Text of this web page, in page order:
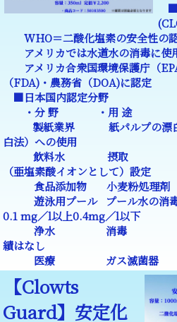
■
WHO＝二酸化塩素の安全性の
アメリカでは水道水の消毒に使
アメリカ合衆国環境保護庁（
（FDA)・農務省（DOA)に認定
■日本国内認定分野
・分 野 ・用 途
製紙業界 紙パルプの漂白
白法）への使用
飲料水 摂取 耐
（亜塩素酸イオンとして）設定
食品添加物 小麦粉処理
遊泳用プール プール水の消
0.1 mg／l以上0.4mg／l以下
浄水 消毒 水道
績はなし
医療 ガス滅菌器 該
【Clowts
Guard】安定化